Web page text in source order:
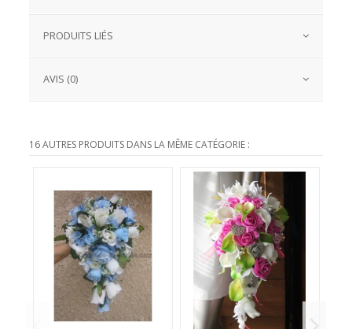
PRODUITS LIÉS
AVIS (0)
16 AUTRES PRODUITS DANS LA MÊME CATÉGORIE :